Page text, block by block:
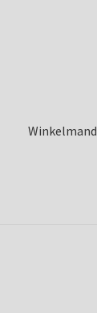
Winkelmand